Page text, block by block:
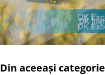
Din aceeași categorie